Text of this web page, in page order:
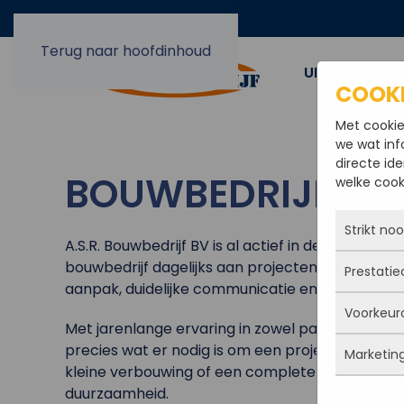
Terug naar hoofdinhoud
UIT EN
BOUWBEDRIJF
A.S.R. Bouwbedrijf BV is al actief in de
bouwbedrijf dagelijks aan projecten in heel
aanpak, duidelijke communicatie en vakwerk
Met jarenlange ervaring in zowel particuliere
precies wat er nodig is om een project efficiënt
kleine verbouwing of een complete
duurzaamheid.
Met
we wat
directe
welke
Strikt
Deze
actief
iets
Je kunt
maar
Met
deze
Deze